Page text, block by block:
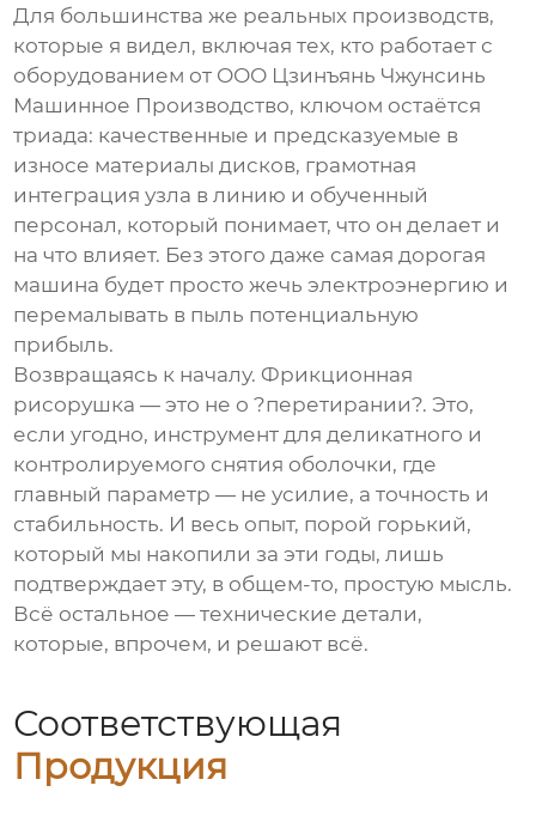
Для большинства же реальных производств,
которые я видел, включая тех, кто работает с
оборудованием от ООО Цзинъянь Чжунсинь
Машинное Производство, ключом остаётся
триада: качественные и предсказуемые в
износе материалы дисков, грамотная
интеграция узла в линию и обученный
персонал, который понимает, что он делает и
на что влияет. Без этого даже самая дорогая
машина будет просто жечь электроэнергию и
перемалывать в пыль потенциальную
прибыль.
Возвращаясь к началу. Фрикционная
рисорушка — это не о ?перетирании?. Это,
если угодно, инструмент для деликатного и
контролируемого снятия оболочки, где
главный параметр — не усилие, а точность и
стабильность. И весь опыт, порой горький,
который мы накопили за эти годы, лишь
подтверждает эту, в общем-то, простую мысль.
Всё остальное — технические детали,
которые, впрочем, и решают всё.
Соответствующая
Продукция